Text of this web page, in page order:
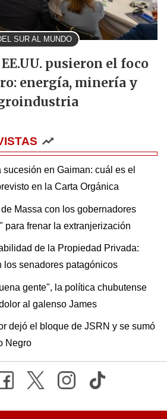
SUR AL MUNDO
pusieron el foco
energía, minería y
sucesión en Gaiman: cuál es el
en la Carta Orgánica
Massa con los gobernadores
para frenar la extranjerización
de la Propiedad Privada:
los senadores patagónicos
gente", la política chubutense
al galenso James
dejó el bloque de JSRN y se sumó
Negro